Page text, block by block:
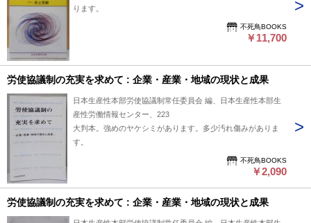
ります。
不死鳥BOOKS
￥11,700
労使協議制の充実を求めて : 企業・産業・地域の現状と成果
日本生産性本部労使協議制常任委員会 編、日本生産性本部生
産性労働情報センター、223
大判本。強めのヤケシミがあります。多少汚れ傷みがありま
す。
不死鳥BOOKS
￥2,090
労使協議制の充実を求めて : 企業・産業・地域の現状と成果